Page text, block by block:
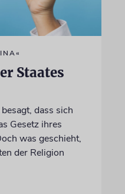
Staates
dass sich
Gesetz ihres
was geschieht,
der Religion